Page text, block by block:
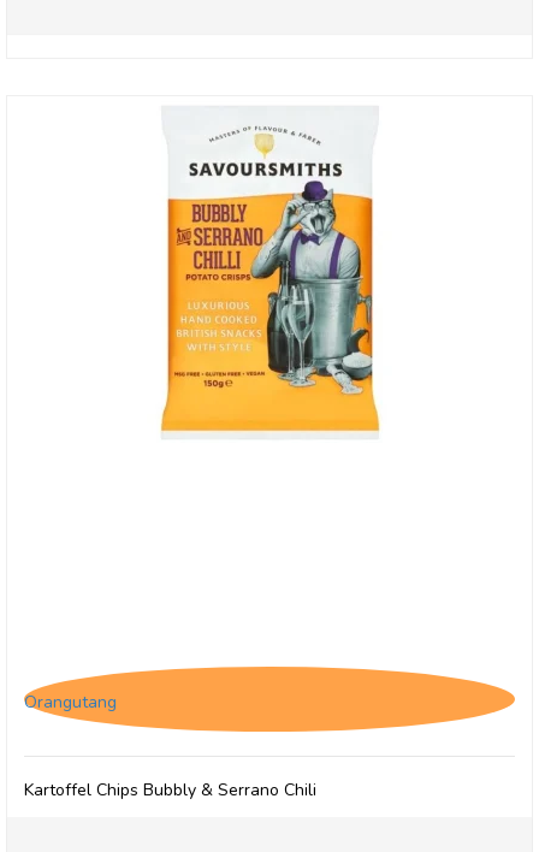
Orangutang
Kartoffel Chips Bubbly & Serrano Chili